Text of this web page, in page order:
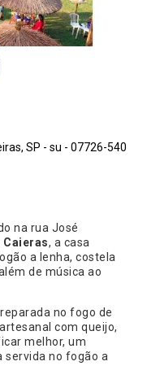
SP - su - 07726-540
na rua José
Caieras, a casa
a lenha, costela
de música ao
no fogo de
com queijo,
melhor, um
servida no fogão a